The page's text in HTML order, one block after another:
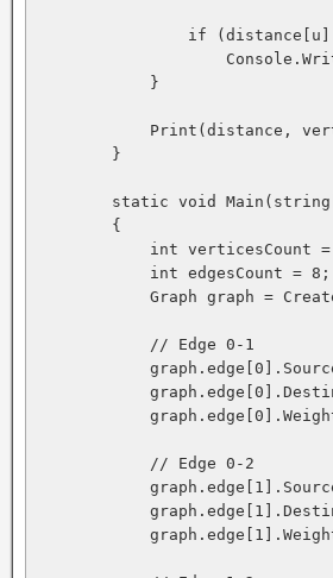
if
            }
Print(distance,
        }
static void
        {
int verticesCount =
            int edgesCount = 8;
Graph graph =
            // Edge 0-1
            // Edge 0-2